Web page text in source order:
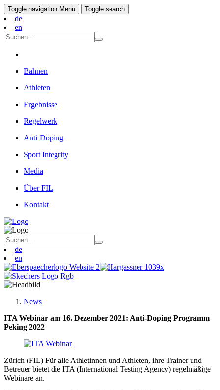
Toggle navigation Menü Toggle search
de
en
Bahnen
Athleten
Ergebnisse
Regelwerk
Anti-Doping
Sport Integrity
Media
Über FIL
Kontakt
de
en
News
ITA Webinar am 16. Dezember 2021: Anti-Doping Programm
Peking 2022
Zürich (FIL) Für alle Athletinnen und Athleten, ihre Trainer und
Betreuer bietet die ITA (International Testing Agency) regelmäßige
Webinare an.